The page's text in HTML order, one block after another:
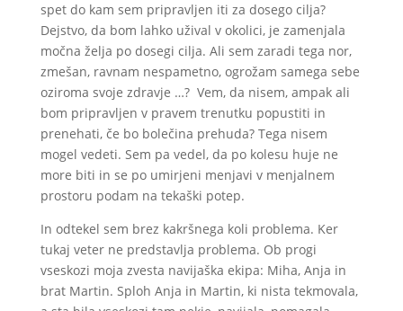
spet do kam sem pripravljen iti za dosego cilja?
Dejstvo, da bom lahko užival v okolici, je zamenjala
močna želja po dosegi cilja. Ali sem zaradi tega nor,
zmešan, ravnam nespametno, ogrožam samega sebe
oziroma svoje zdravje …? Vem, da nisem, ampak ali
bom pripravljen v pravem trenutku popustiti in
prenehati, če bo bolečina prehuda? Tega nisem
mogel vedeti. Sem pa vedel, da po kolesu huje ne
more biti in se po umirjeni menjavi v menjalnem
prostoru podam na tekaški potep.
In odtekel sem brez kakršnega koli problema. Ker
tukaj veter ne predstavlja problema. Ob progi
vseskozi moja zvesta navijaška ekipa: Miha, Anja in
brat Martin. Sploh Anja in Martin, ki nista tekmovala,